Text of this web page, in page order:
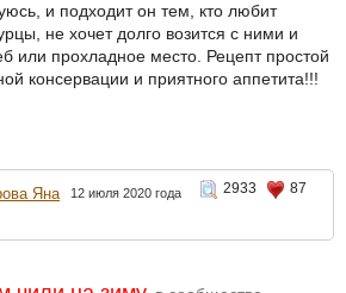
и подходит он тем, кто любит
не хочет долго возится с ними и
или прохладное место. Рецепт простой
консервации и приятного аппетита!!!
Яна 12 июля 2020 года 2933
87